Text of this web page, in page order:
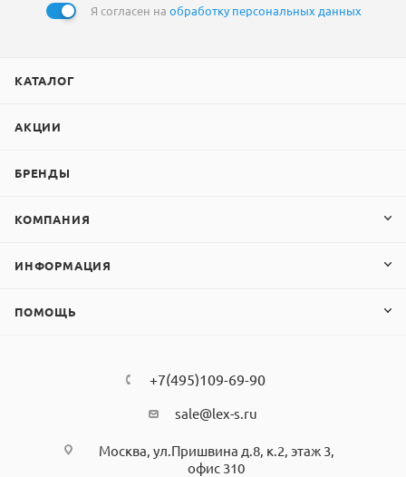
Я согласен на обработку персональных данных
КАТАЛОГ
АКЦИИ
БРЕНДЫ
КОМПАНИЯ
ИНФОРМАЦИЯ
ПОМОЩЬ
+7(495)109-69-90
sale@lex-s.ru
Москва, ул.Пришвина д.8, к.2, этаж 3,
офис 310